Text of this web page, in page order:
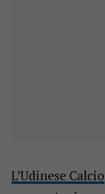
L’Udinese Calcio